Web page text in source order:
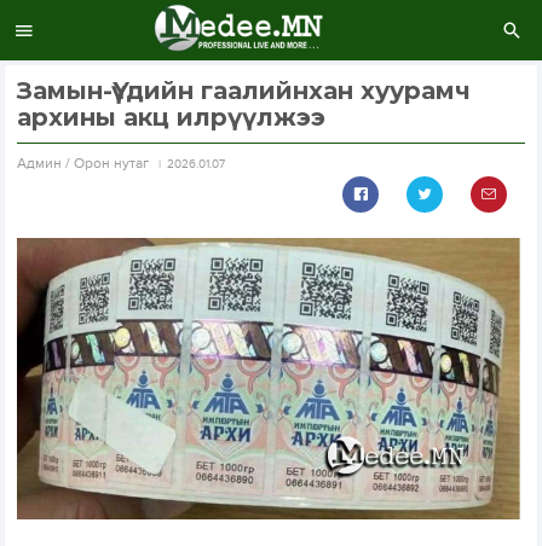
Замын-Үүдийн гаалийнхан хуурамч
архины акц илрүүлжээ
Aдмин / Орон нутаг 2026.01.07